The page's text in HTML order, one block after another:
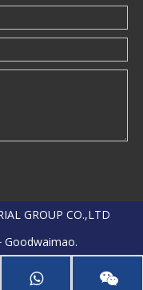
GROUP CO.,LTD
Goodwaimao.